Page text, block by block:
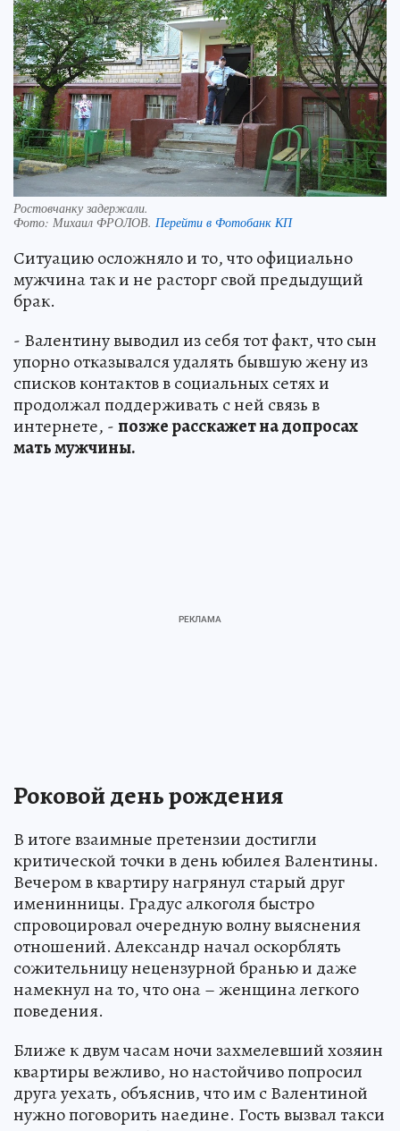
Ростовчанку задержали.
Фото: Михаил ФРОЛОВ. Перейти в Фотобанк КП
Ситуацию осложняло и то, что официально
мужчина так и не расторг свой предыдущий
брак.
- Валентину выводил из себя тот факт, что сын
упорно отказывался удалять бывшую жену из
списков контактов в социальных сетях и
продолжал поддерживать с ней связь в
интернете, -позже расскажет на допросах
мать мужчины.
Роковой день рождения
В итоге взаимные претензии достигли
критической точки в день юбилея Валентины.
Вечером в квартиру нагрянул старый друг
именинницы. Градус алкоголя быстро
спровоцировал очередную волну выяснения
отношений. Александр начал оскорблять
сожительницу нецензурной бранью и даже
намекнул на то, что она – женщина легкого
поведения.
Ближе к двум часам ночи захмелевший хозяин
квартиры вежливо, но настойчиво попросил
друга уехать, объяснив, что им с Валентиной
нужно поговорить наедине. Гость вызвал такси